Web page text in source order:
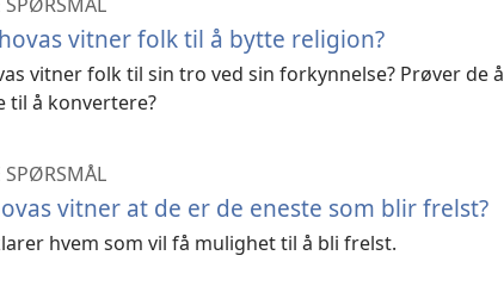
vitner folk til å bytte religion?
vitner folk til sin tro ved sin forkynnelse? Prøver de å
til å konvertere?
SPØRSMÅL
vitner at de er de eneste som blir frelst?
hvem som vil få mulighet til å bli frelst.